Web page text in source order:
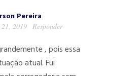
Pereira
2019 Responder
, pois essa
atual. Fui